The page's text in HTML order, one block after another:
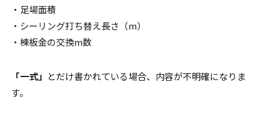
・足場面積
・シーリング打ち替え長さ（m）
・棟板金の交換m数
「一式」 とだけ書かれている場合、内容が不明確になりま
す。